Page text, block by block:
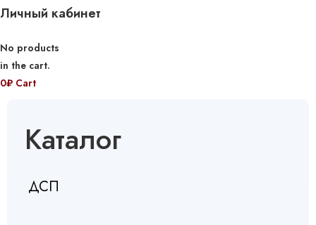
Личный кабинет
No products
in the cart.
0₽ Cart
Каталог
ДСП